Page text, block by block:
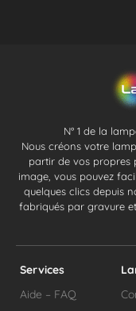
N° 1 de la
Nous créons votre
partir de vos propres
image, vous pouvez
quelques clics depuis
fabriqués par gravure
Services
Aide – FAQ